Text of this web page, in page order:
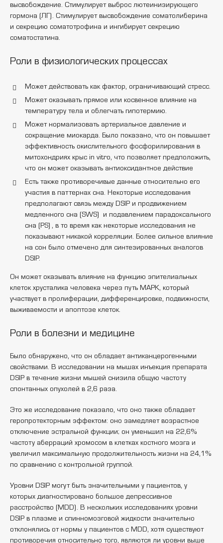
высвобождение. Стимулирует выброс лютеинизирующего
гормона (ЛГ). Стимулирует высвобождение соматолиберина
и секрецию соматотрофина и ингибирует секрецию
соматостатина.
Роли в физиологических процессах
Может действовать как фактор, ограничивающий стресс.
Может оказывать прямое или косвенное влияние на
температуру тела и облегчать гипотермию.
Может нормализовать артериальное давление и
сокращение миокарда. Было показано, что он повышает
эффективность окислительного фосфорилирования в
митохондриях крыс in vitro, что позволяет предположить,
что он может оказывать антиоксидантное действие
Есть также противоречивые данные относительно его
участия в паттернах сна. Некоторые исследования
предполагают связь между DSIP и продвижением
медленного сна (SWS) и подавлением парадоксального
сна (PS) , в то время как некоторые исследования не
показывают никакой корреляции. Более сильное влияние
на сон было отмечено для синтезированных аналогов
DSIP.
Он может оказывать влияние на функцию эпителиальных
клеток хрусталика человека через путь MAPK, который
участвует в пролиферации, дифференцировке, подвижности,
выживаемости и апоптозе клеток.
Роли в болезни и медицине
Было обнаружено, что он обладает антиканцерогенными
свойствами. В исследовании на мышах инъекция препарата
DSIP в течение жизни мышей снизила общую частоту
спонтанных опухолей в 2,6 раза.
Это же исследование показало, что оно также обладает
геропротекторным эффектом: оно замедляет возрастное
отключение эстральной функции; он уменьшил на 22,6%
частоту аберраций хромосом в клетках костного мозга и
увеличил максимальную продолжительность жизни на 24,1%
по сравнению с контрольной группой.
Уровни DSIP могут быть значительными у пациентов, у
которых диагностировано большое депрессивное
расстройство (MDD). В нескольких исследованиях уровни
DSIP в плазме и спинномозговой жидкости значительно
отклонялись от нормы у пациентов с MDD, хотя существуют
противоречия относительно того, являются ли уровни выше